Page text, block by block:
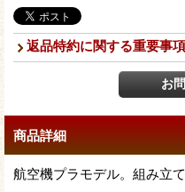
返品特約に関する重要事項
商品詳細
航空機プラモデル。組み立て